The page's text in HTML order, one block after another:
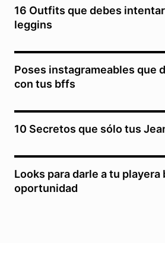
16 Outfits que debes
leggins
Poses instagrameables que
con tus bffs
10 Secretos que sólo tus
Looks para darle a tu playera
oportunidad